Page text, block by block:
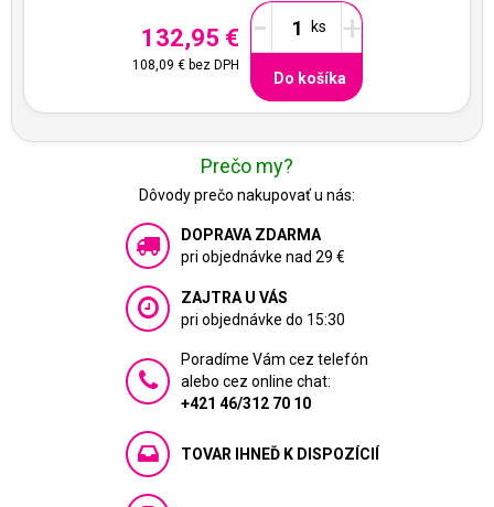
132,95 €
108,09 €bez DPH
- +
Do košíka
Prečo my?
Dôvody prečo nakupovať u nás:
DOPRAVA ZDARMA
pri objednávke nad 29 €
ZAJTRA U VÁS
pri objednávke do 15:30
Poradíme Vám cez telefón
alebo cez online chat:
+421 46/312 70 10
TOVAR IHNEĎ K DISPOZÍCIÍ